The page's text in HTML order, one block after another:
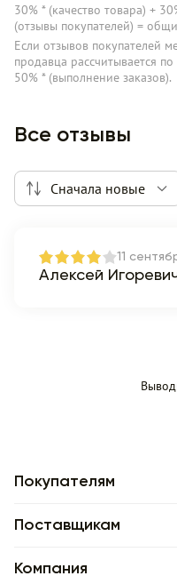
30% * (качество товара) +
(отзывы покупателей) =
Если отзывов покупателей
продавца рассчитывается
50% * (выполнение заказов).
Все отзывы
Сначала новые
11
Алексей
Покупателям
Поставщикам
Компания